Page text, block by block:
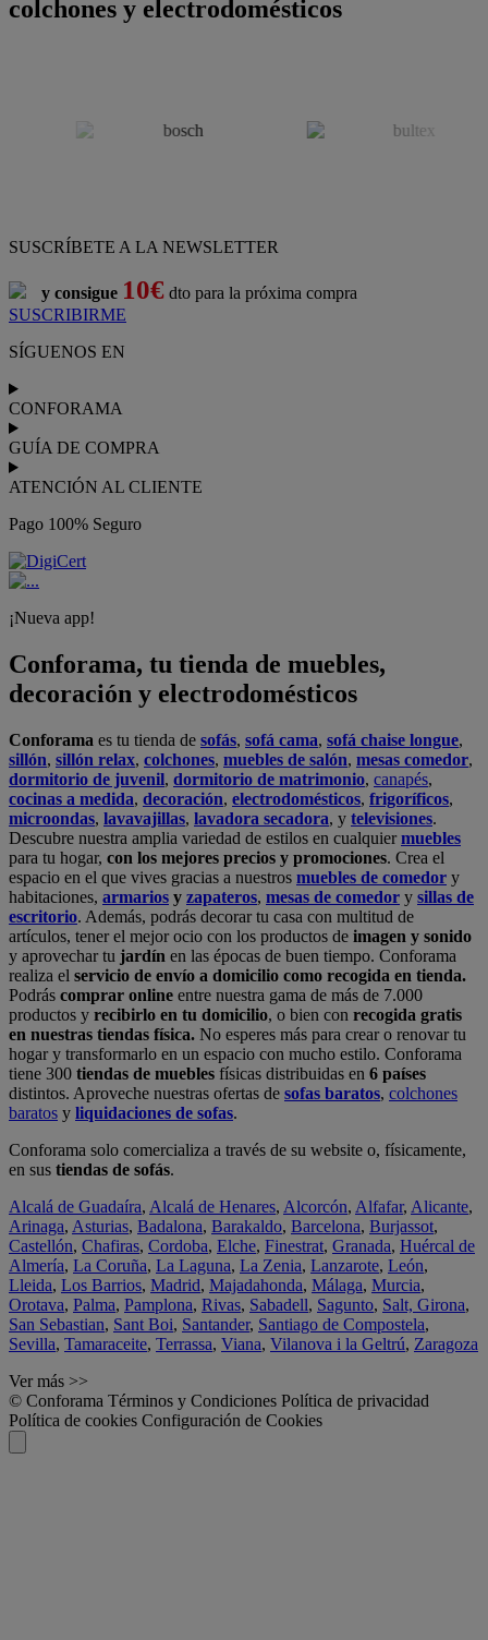
colchones y electrodomésticos
SUSCRÍBETE A LA NEWSLETTER
y consigue 10€ dto para la próxima compra
SUSCRIBIRME
SÍGUENOS EN
CONFORAMA
GUÍA DE COMPRA
ATENCIÓN AL CLIENTE
Pago 100% Seguro
¡Nueva app!
Conforama, tu tienda de muebles,
decoración y electrodomésticos
Conforama es tu tienda de sofás, sofá cama, sofá chaise longue,
sillón, sillón relax, colchones, muebles de salón, mesas comedor,
dormitorio de juvenil, dormitorio de matrimonio, canapés,
cocinas a medida, decoración, electrodomésticos, frigoríficos,
microondas, lavavajillas, lavadora secadora, y televisiones.
Descubre nuestra amplia variedad de estilos en cualquiermuebles
para tu hogar, con los mejores precios y promociones. Crea el
espacio en el que vives gracias a nuestros muebles de comedor y
habitaciones, armarios y zapateros, mesas de comedor y sillas de
escritorio. Además, podrás decorar tu casa con multitud de
artículos, tener el mejor ocio con los productos de imagen y sonido
y aprovechar tu jardín en las épocas de buen tiempo. Conforama
realiza el servicio de envío a domicilio como recogida en tienda.
Podrás comprar online entre nuestra gama de más de 7.000
productos y recibirlo en tu domicilio, o bien con recogida gratis
en nuestras tiendas física. No esperes más para crear o renovar tu
hogar y transformarlo en un espacio con mucho estilo. Conforama
tiene 300 tiendas de muebles físicas distribuidas en 6 países
distintos. Aproveche nuestras ofertas de sofas baratos, colchones
baratos y liquidaciones de sofas.
Conforama solo comercializa a través de su website o, físicamente,
en sus tiendas de sofás.
Alcalá de Guadaíra, Alcalá de Henares, Alcorcón, Alfafar, Alicante,
Arinaga, Asturias, Badalona, Barakaldo, Barcelona, Burjassot,
Castellón, Chafiras, Cordoba, Elche, Finestrat, Granada, Huércal de
Almería, La Coruña, La Laguna, La Zenia, Lanzarote, León,
Lleida, Los Barrios, Madrid, Majadahonda, Málaga, Murcia,
Orotava, Palma, Pamplona, Rivas, Sabadell, Sagunto, Salt, Girona,
San Sebastian, Sant Boi, Santander, Santiago de Compostela,
Sevilla, Tamaraceite, Terrassa, Viana, Vilanova i la Geltrú, Zaragoza
Ver más >>
© Conforama Términos y Condiciones Política de privacidad
Política de cookies Configuración de Cookies